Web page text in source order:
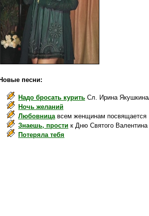
песни:
Надо бросать курить Сл. Ирина
Ночь желаний
Любовницавсем женщинам посвящается
Знаешь, прости к Дню Святого Валентина
Потеряла тебя